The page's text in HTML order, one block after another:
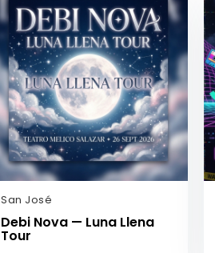
San José
Debi Nova — Luna Llena
Tour